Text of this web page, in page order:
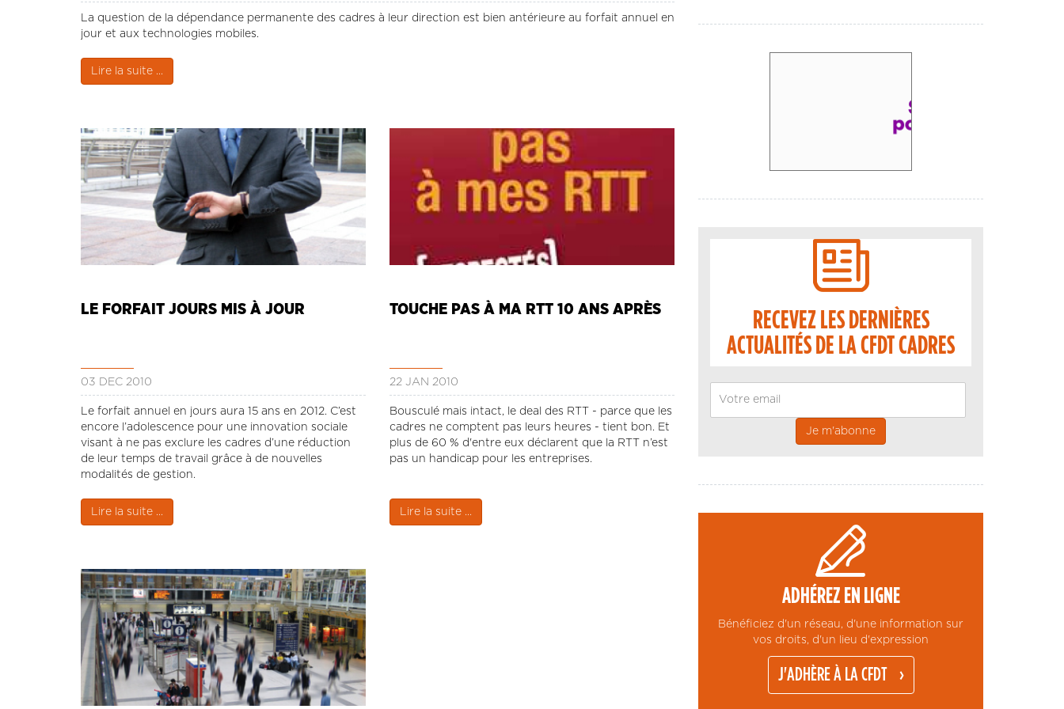
La question de la dépendance permanente des cadres à leur direction est bien antérieure au forfait annuel en
jour et aux technologies mobiles.
Lire la suite ...
LE FORFAIT JOURS MIS À JOUR
03 DÉC 2010
Le forfait annuel en jours aura 15 ans en 2012. C’est
encore l’adolescence pour une innovation sociale
visant à ne pas exclure les cadres d’une réduction
de leur temps de travail grâce à de nouvelles
modalités de gestion.
Lire la suite ...
TOUCHE PAS À MA RTT 10 ANS APRÈS
22 JAN 2010
Bousculé mais intact, le deal des RTT - parce que les
cadres ne comptent pas leurs heures - tient bon. Et
plus de 60 % d'entre eux déclarent que la RTT n’est
pas un handicap pour les entreprises.
Lire la suite ...
RECEVEZ LES DERNIÈRES
ACTUALITÉS DE LA CFDT CADRES
ADHÉREZ EN LIGNE
Bénéficiez d'un réseau, d'une information sur
vos droits, d'un lieu d'expression
J'ADHÈRE À LA CFDT